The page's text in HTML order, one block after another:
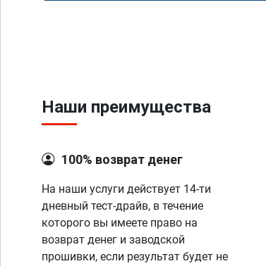
Наши преимущества
100% возврат денег
На наши услуги действует 14-ти
дневный тест-драйв, в течение
которого вы имеете право на
возврат денег и заводской
прошивки, если результат будет не